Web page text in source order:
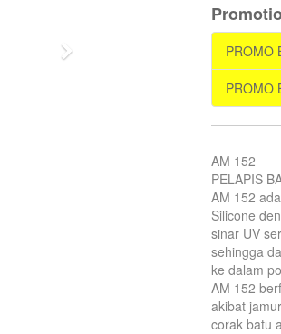
Next PROMO
PROMO
AM 152
PELAPIS
AM 152
Silicone
sinar UV
sehingga
ke dalam
AM 152
akibat
corak batu